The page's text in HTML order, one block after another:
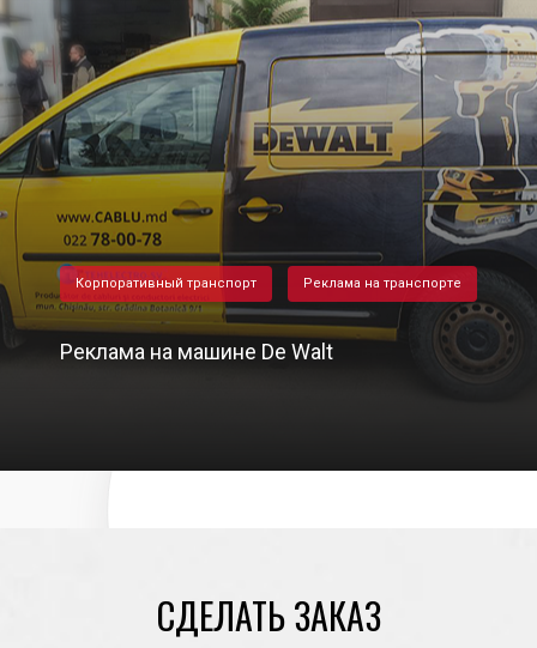
Корпоративный транспорт Реклама на транспорте
Реклама на машине De Walt
СДЕЛАТЬ ЗАКАЗ